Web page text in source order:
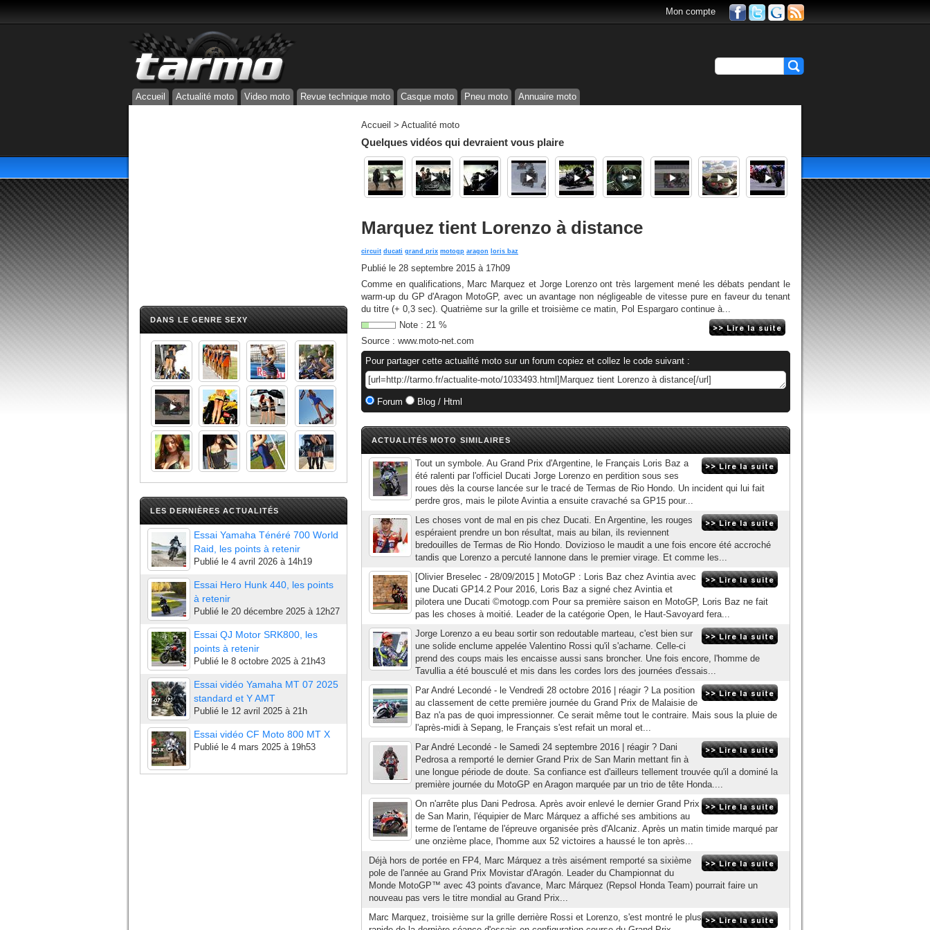
Mon compte
Accueil Actualité moto Video moto Revue technique moto Casque moto Pneu moto Annuaire moto
DANS LE GENRE SEXY
LES DERNIÈRES ACTUALITÉS
Essai Yamaha Ténéré 700 World
Raid, les points à retenir
Publié le 4 avril 2026 à 14h19
Essai Hero Hunk 440, les points
à retenir
Publié le 20 décembre 2025 à 12h27
Essai QJ Motor SRK800, les
points à retenir
Publié le 8 octobre 2025 à 21h43
Essai vidéo Yamaha MT 07 2025
standard et Y AMT
Publié le 12 avril 2025 à 21h
Essai vidéo CF Moto 800 MT X
Publié le 4 mars 2025 à 19h53
Accueil > Actualité moto
Quelques vidéos qui devraient vous plaire
Marquez tient Lorenzo à distance
circuit ducati grand prix motogp aragon loris baz
Publié le 28 septembre 2015 à 17h09
Comme en qualifications, Marc Marquez et Jorge Lorenzo ont très largement mené les débats pendant le
warm-up du GP d'Aragon MotoGP, avec un avantage non négligeable de vitesse pure en faveur du tenant
du titre (+ 0,3 sec). Quatrième sur la grille et troisième ce matin, Pol Espargaro continue à...
Note : 21 %
Source : www.moto-net.com
Pour partager cette actualité moto sur un forum copiez et collez le code suivant :
Forum Blog / Html
ACTUALITÉS MOTO SIMILAIRES
Tout un symbole. Au Grand Prix d'Argentine, le Français Loris Baz a
été ralenti par l'officiel Ducati Jorge Lorenzo en perdition sous ses
roues dès la course lancée sur le tracé de Termas de Rio Hondo. Un incident qui lui fait
perdre gros, mais le pilote Avintia a ensuite cravaché sa GP15 pour...
Les choses vont de mal en pis chez Ducati. En Argentine, les rouges
espéraient prendre un bon résultat, mais au bilan, ils reviennent
bredouilles de Termas de Rio Hondo. Dovizioso le maudit a une fois encore été accroché
tandis que Lorenzo a percuté Iannone dans le premier virage. Et comme les...
[Olivier Breselec - 28/09/2015 ] MotoGP : Loris Baz chez Avintia avec
une Ducati GP14.2 Pour 2016, Loris Baz a signé chez Avintia et
pilotera une Ducati ©motogp.com Pour sa première saison en MotoGP, Loris Baz ne fait
pas les choses à moitié. Leader de la catégorie Open, le Haut-Savoyard fera...
Jorge Lorenzo a eu beau sortir son redoutable marteau, c'est bien sur
une solide enclume appelée Valentino Rossi qu'il s'acharne. Celle-ci
prend des coups mais les encaisse aussi sans broncher. Une fois encore, l'homme de
Tavullia a été bousculé et mis dans les cordes lors des journées d'essais...
Par André Lecondé - le Vendredi 28 octobre 2016 | réagir ? La position
au classement de cette première journée du Grand Prix de Malaisie de
Baz n'a pas de quoi impressionner. Ce serait même tout le contraire. Mais sous la pluie de
l'après-midi à Sepang, le Français s'est refait un moral et...
Par André Lecondé - le Samedi 24 septembre 2016 | réagir ? Dani
Pedrosa a remporté le dernier Grand Prix de San Marin mettant fin à
une longue période de doute. Sa confiance est d'ailleurs tellement trouvée qu'il a dominé la
première journée du MotoGP en Aragon marquée par un trio de tête Honda....
On n'arrête plus Dani Pedrosa. Après avoir enlevé le dernier Grand Prix
de San Marin, l'équipier de Marc Márquez a affiché ses ambitions au
terme de l'entame de l'épreuve organisée près d'Alcaniz. Après un matin timide marqué par
une onzième place, l'homme aux 52 victoires a haussé le ton après...
Déjà hors de portée en FP4, Marc Márquez a très aisément remporté sa sixième
pole de l'année au Grand Prix Movistar d'Aragón. Leader du Championnat du
Monde MotoGP™ avec 43 points d'avance, Marc Márquez (Repsol Honda Team) pourrait faire un
nouveau pas vers le titre mondial au Grand Prix...
Marc Marquez, troisième sur la grille derrière Rossi et Lorenzo, s'est montré le plus